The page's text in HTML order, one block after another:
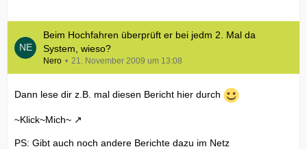
Beim Hochfahren überprüft er bei jedm 2. Mal da
System, wieso?
Nero 21. November 2009 um 13:08
Dann lese dir z.B. mal diesen Bericht hier durch
~Klick~Mich~
PS: Gibt auch noch andere Berichte dazu im Netz